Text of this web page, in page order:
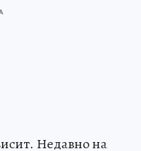
Недавно на